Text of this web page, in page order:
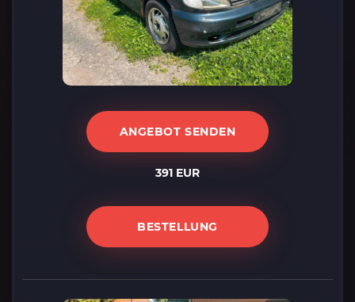
ANGEBOT SENDEN
391 EUR
BESTELLUNG